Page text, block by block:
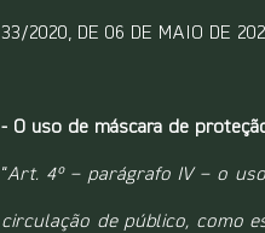
33/2020, DE 06 DE MAIO DE
- O uso de máscara de
“Art. 4º – parágrafo IV – o
circulação de público, como